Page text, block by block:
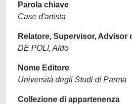
Parola chiave
Case d'artista
Relatore, Supervisor, Advisor
DE POLI, Aldo
Nome Editore
Università degli Studi di Parma
Collezione di appartenenza